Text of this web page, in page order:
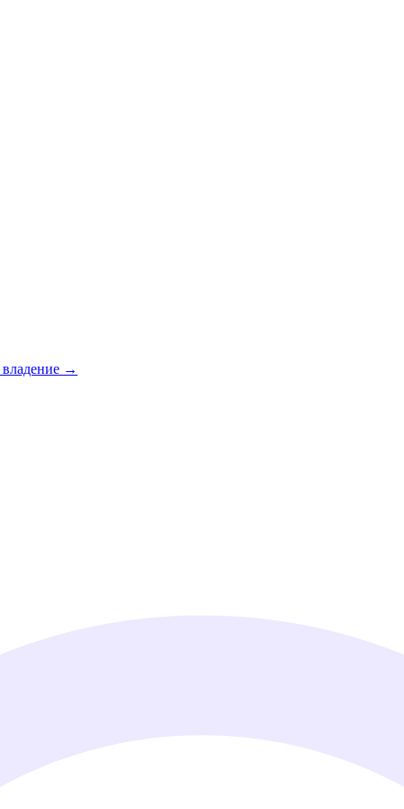
владение →